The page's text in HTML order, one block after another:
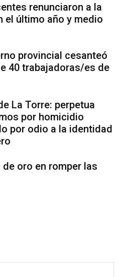
renunciaron a la
el último año y medio
provincial cesanteó
40 trabajadoras/es de
La Torre: perpetua
por homicidio
por odio a la identidad
de oro en romper las